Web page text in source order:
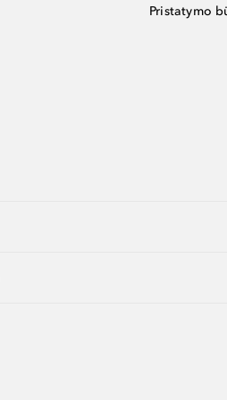
Pristatymo